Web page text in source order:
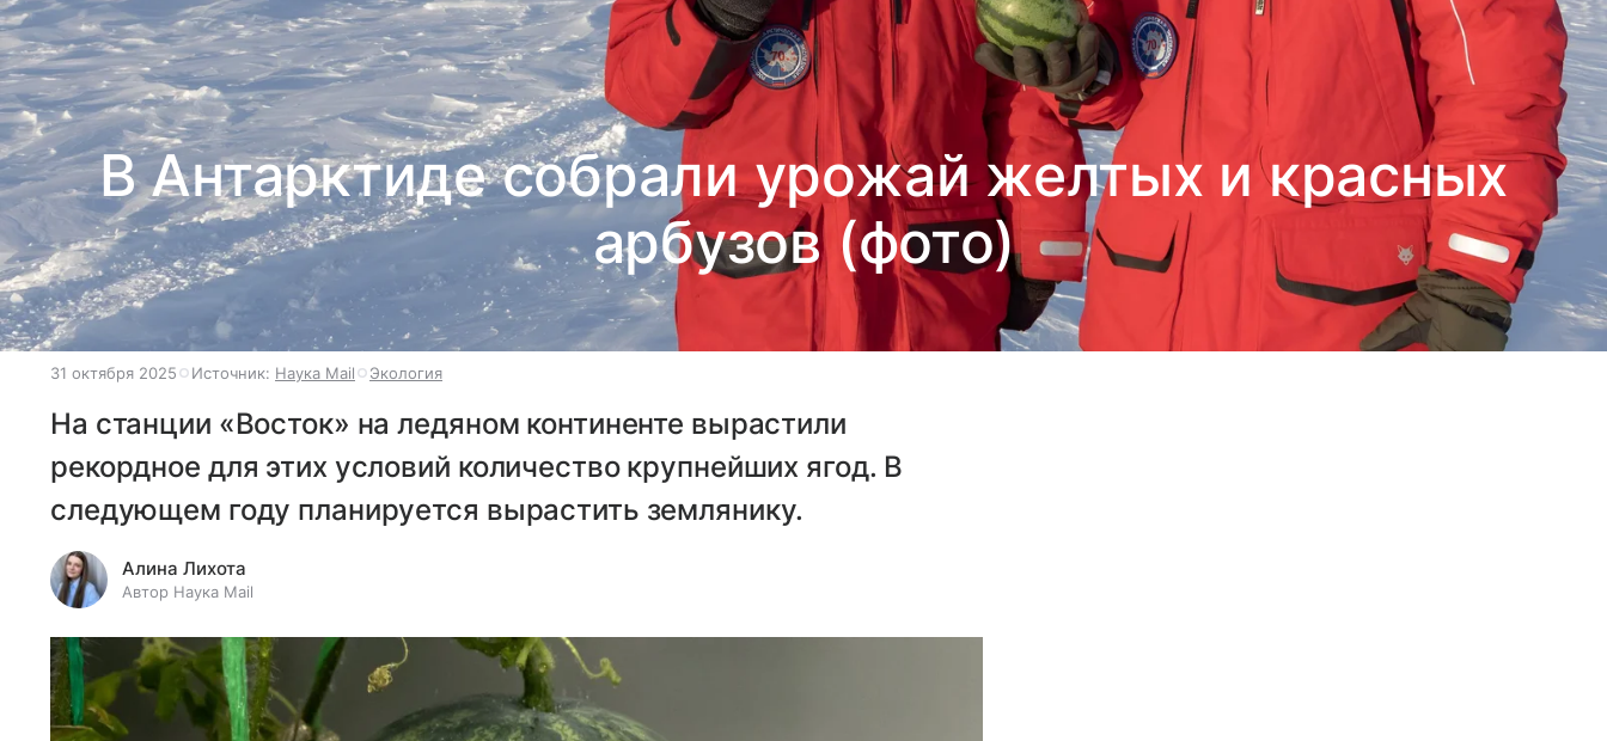
В Антарктиде собрали урожай желтых и красных
арбузов (фото)
31 октября 2025 Источник: Наука Mail Экология
На станции «Восток» на ледяном континенте вырастили
рекордное для этих условий количество крупнейших ягод. В
следующем году планируется вырастить землянику.
Алина Лихота
Автор Наука Mail